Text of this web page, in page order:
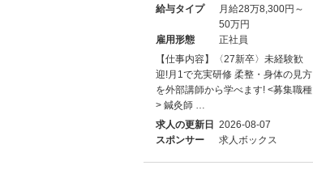
給与タイプ
月給28万8,300円～
50万円
雇用形態
正社員
【仕事内容】〈27新卒〉未経験歓
迎!月1で充実研修 柔整・身体の見方
を外部講師から学べます! <募集職種
> 鍼灸師 …
求人の更新日 2026-08-07
スポンサー
求人ボックス